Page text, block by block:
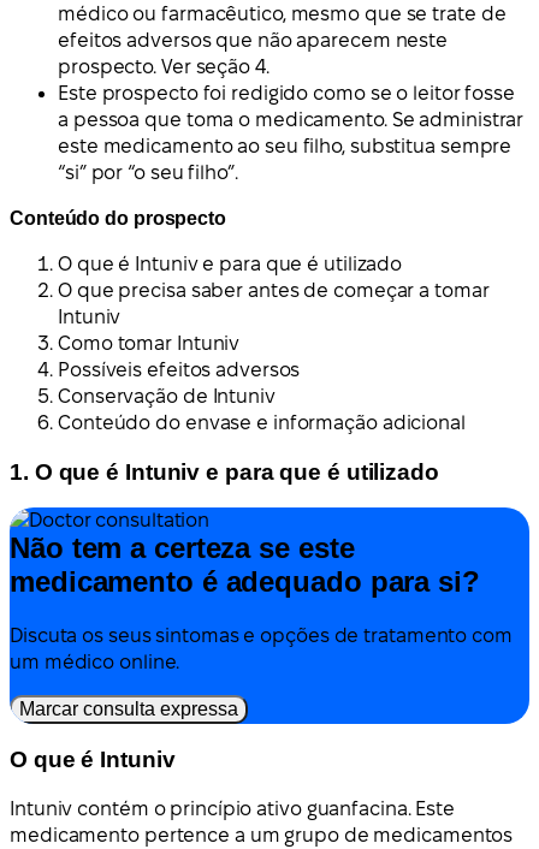
médico ou farmacêutico, mesmo que se trate de
efeitos adversos que não aparecem neste
prospecto. Ver seção 4.
Este prospecto foi redigido como se o leitor fosse
a pessoa que toma o medicamento. Se administrar
este medicamento ao seu filho, substitua sempre
“si” por “o seu filho”.
Conteúdo do prospecto
O que é Intuniv e para que é utilizado
O que precisa saber antes de começar a tomar
Intuniv
Como tomar Intuniv
Possíveis efeitos adversos
Conservação de Intuniv
Conteúdo do envase e informação adicional
1. O que é Intuniv e para que é utilizado
Não tem a certeza se este
medicamento é adequado para si?
Discuta os seus sintomas e opções de tratamento com
um médico online.
Marcar consulta expressa
O que é Intuniv
Intuniv contém o princípio ativo guanfacina. Este
medicamento pertence a um grupo de medicamentos